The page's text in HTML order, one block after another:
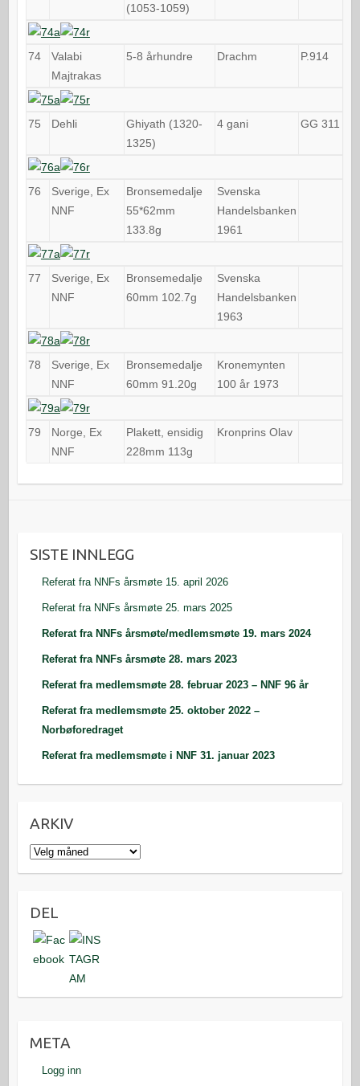
(1053-1059)
74
Valabi
Majtrakas
5-8 århundre Drachm P.914
75 Dehli
Ghiyath (1320-
1325)
4 gani GG 311
76
Sverige, Ex
NNF
Bronsemedalje
55*62mm
133.8g
Svenska
Handelsbanken
1961
77
Sverige, Ex
NNF
Bronsemedalje
60mm 102.7g
Svenska
Handelsbanken
1963
78
Sverige, Ex
NNF
Bronsemedalje
60mm 91.20g
Kronemynten
100 år 1973
79
Norge, Ex
NNF
Plakett, ensidig
228mm 113g
Kronprins Olav
SISTE INNLEGG
Referat fra NNFs årsmøte 15. april 2026
Referat fra NNFs årsmøte 25. mars 2025
Referat fra NNFs årsmøte/medlemsmøte 19. mars 2024
Referat fra NNFs årsmøte 28. mars 2023
Referat fra medlemsmøte 28. februar 2023 – NNF 96 år
Referat fra medlemsmøte 25. oktober 2022 –
Norbøforedraget
Referat fra medlemsmøte i NNF 31. januar 2023
ARKIV
Arkiv
DEL
META
Logg inn